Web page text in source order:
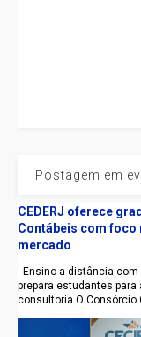
Postagem em
CEDERJ oferece
Contábeis com foco
mercado
Ensino a distância
prepara estudantes
consultoria O Consórcio